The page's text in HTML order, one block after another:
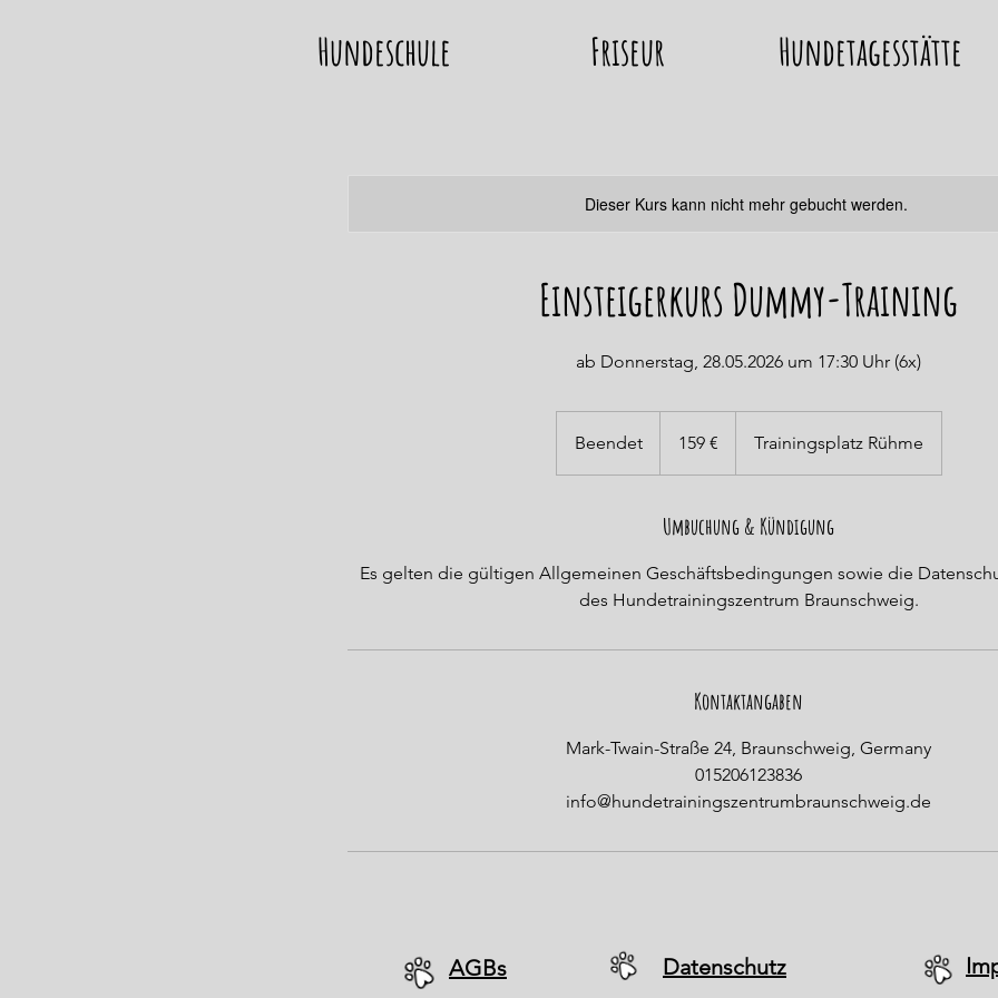
Hundeschule Friseur Hundetagesstätte
Dieser Kurs kann nicht mehr gebucht werden.
Einsteigerkurs Dummy-Training
ab Donnerstag, 28.05.2026 um 17:30 Uhr (6x)
BeendetB
e
e
t
159 € Trainingsplatz Rühme
Umbuchung & Kündigung
Es gelten die gültigen Allgemeinen Geschäftsbedingungen sowie die
des Hundetrainingszentrum Braunschweig.
Kontaktangaben
Mark-Twain-Straße 24, Braunschweig, Germany
015206123836
info@hundetrainingszentrumbraunschweig.de
AGBs Datenschutz